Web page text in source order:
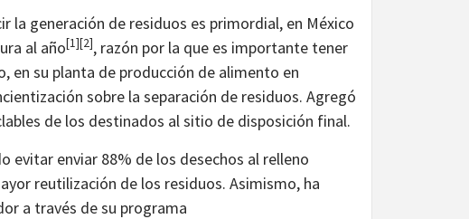
la generación de residuos es primordial, en México
al año[1][2], razón por la que es importante tener
en su planta de producción de alimento en
sobre la separación de residuos. Agregó
de los destinados al sitio de disposición final.
evitar enviar 88% de los desechos al relleno
reutilización de los residuos. Asimismo, ha
a través de su programa